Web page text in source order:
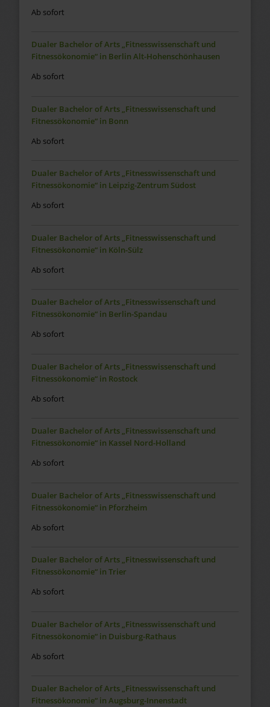
Ab sofort
Dualer Bachelor of Arts „Fitnesswissenschaft und
Fitnessökonomie“ in Berlin Alt-Hohenschönhausen
Ab sofort
Dualer Bachelor of Arts „Fitnesswissenschaft und
Fitnessökonomie“ in Bonn
Ab sofort
Dualer Bachelor of Arts „Fitnesswissenschaft und
Fitnessökonomie“ in Leipzig-Zentrum Südost
Ab sofort
Dualer Bachelor of Arts „Fitnesswissenschaft und
Fitnessökonomie“ in Köln-Sülz
Ab sofort
Dualer Bachelor of Arts „Fitnesswissenschaft und
Fitnessökonomie“ in Berlin-Spandau
Ab sofort
Dualer Bachelor of Arts „Fitnesswissenschaft und
Fitnessökonomie“ in Rostock
Ab sofort
Dualer Bachelor of Arts „Fitnesswissenschaft und
Fitnessökonomie“ in Kassel Nord-Holland
Ab sofort
Dualer Bachelor of Arts „Fitnesswissenschaft und
Fitnessökonomie“ in Pforzheim
Ab sofort
Dualer Bachelor of Arts „Fitnesswissenschaft und
Fitnessökonomie“ in Trier
Ab sofort
Dualer Bachelor of Arts „Fitnesswissenschaft und
Fitnessökonomie“ in Duisburg-Rathaus
Ab sofort
Dualer Bachelor of Arts „Fitnesswissenschaft und
Fitnessökonomie“ in Augsburg-Innenstadt